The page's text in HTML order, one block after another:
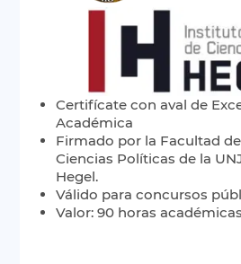
Certifícate con aval de
Académica
Firmado por la Facultad
Ciencias Políticas de la
Hegel.
Válido para concursos
Valor: 90 horas